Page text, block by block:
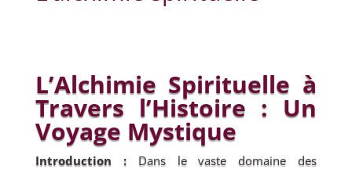
L’Alchimie Spirituelle à
Travers l’Histoire : Un
Voyage Mystique
Introduction :Dans le vaste domaine des